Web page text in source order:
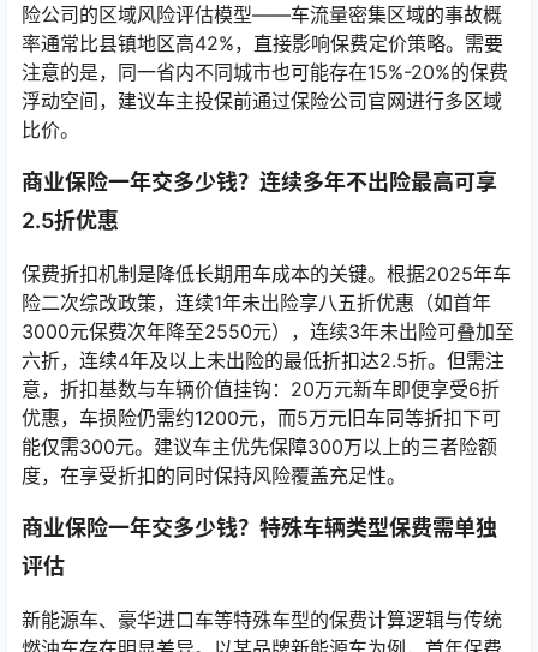
险公司的区域风险评估模型——车流量密集区域的事故概
率通常比县镇地区高42%，直接影响保费定价策略。需要
注意的是，同一省内不同城市也可能存在15%-20%的保费
浮动空间，建议车主投保前通过保险公司官网进行多区域
比价。
商业保险一年交多少钱？连续多年不出险最高可享
2.5折优惠
保费折扣机制是降低长期用车成本的关键。根据2025年车
险二次综改政策，连续1年未出险享八五折优惠（如首年
3000元保费次年降至2550元），连续3年未出险可叠加至
六折，连续4年及以上未出险的最低折扣达2.5折。但需注
意，折扣基数与车辆价值挂钩：20万元新车即便享受6折
优惠，车损险仍需约1200元，而5万元旧车同等折扣下可
能仅需300元。建议车主优先保障300万以上的三者险额
度，在享受折扣的同时保持风险覆盖充足性。
商业保险一年交多少钱？特殊车辆类型保费需单独
评估
新能源车、豪华进口车等特殊车型的保费计算逻辑与传统